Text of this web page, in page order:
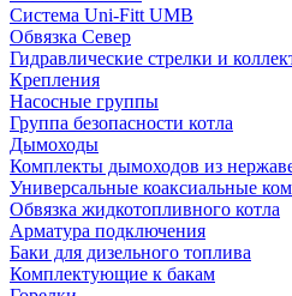
Система Uni-Fitt UMB
Обвязка Север
Гидравлические стрелки и
Крепления
Насосные группы
Группа безопасности котла
Дымоходы
Комплекты дымоходов из
Универсальные коаксиальные
Обвязка жидкотопливного котла
Арматура подключения
Баки для дизельного топлива
Комплектующие к бакам